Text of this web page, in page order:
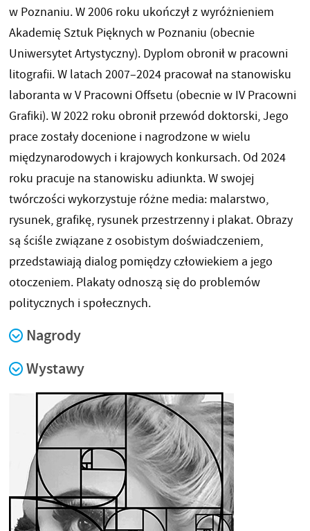
w Poznaniu. W 2006 roku ukończył z wyróżnieniem
Akademię Sztuk Pięknych w Poznaniu (obecnie
Uniwersytet Artystyczny). Dyplom obronił w pracowni
litografii. W latach 2007–2024pracował na stanowisku
laboranta w V Pracowni Offsetu (obecnie w IV Pracowni
Grafiki). W 2022 roku obronił przewód doktorski, Jego
prace zostały docenione i nagrodzone w wielu
międzynarodowych i krajowych konkursach. Od 2024
roku pracuje na stanowisku adiunkta. W swojej
twórczości wykorzystuje różne media: malarstwo,
rysunek, grafikę, rysunek przestrzenny i plakat. Obrazy
są ściśle związane z osobistym doświadczeniem,
przedstawiają dialog pomiędzy człowiekiem a jego
otoczeniem. Plakaty odnoszą się do problemów
politycznych i społecznych.
Nagrody
Wystawy